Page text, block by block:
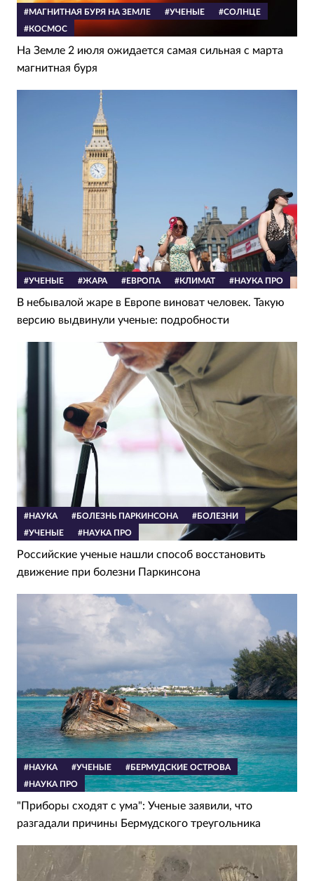
#МАГНИТНАЯ БУРЯ НА ЗЕМЛЕ #УЧЕНЫЕ
#СОЛНЦЕ
#КОСМОС
На Земле 2 июля ожидается самая сильная с марта
магнитная буря
#УЧЕНЫЕ #ЖАРА #ЕВРОПА #КЛИМАТ #НАУКА ПРО
В небывалой жаре в Европе виноват человек. Такую
версию выдвинули ученые: подробности
#НАУКА #БОЛЕЗНЬ ПАРКИНСОНА
#БОЛЕЗНИ
#УЧЕНЫЕ
#НАУКА ПРО
Российские ученые нашли способ восстановить
движение при болезни Паркинсона
#НАУКА #УЧЕНЫЕ
#БЕРМУДСКИЕ ОСТРОВА
#НАУКА ПРО
"Приборы сходят с ума": Ученые заявили, что
разгадали причины Бермудского треугольника